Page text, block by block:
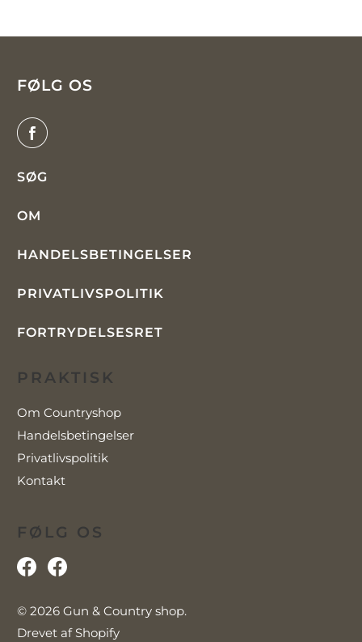
FØLG OS
SØG
OM
HANDELSBETINGELSER
PRIVATLIVSPOLITIK
FORTRYDELSESRET
PRAKTISK
Om Countryshop
Handelsbetingelser
Privatlivspolitik
Kontakt
FØLG OS
© 2026Gun & Country shop.
Drevet af Shopify